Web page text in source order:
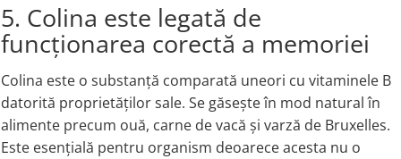
5. Colina este legată de
funcționarea corectă a memoriei
Colina este o substanță comparată uneori cu vitaminele B
datorită proprietăților sale. Se găsește în mod natural în
alimente precum ouă, carne de vacă și varză de Bruxelles.
Este esențială pentru organism deoarece acesta nu o